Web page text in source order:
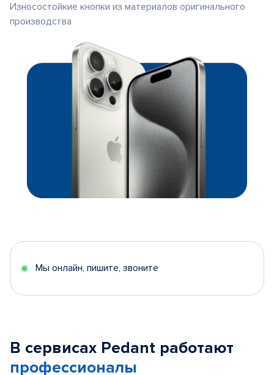
Износостойкие кнопки из материалов оригинального
производства
Мы онлайн, пишите, звоните
В сервисах Pedant работают
профессионалы